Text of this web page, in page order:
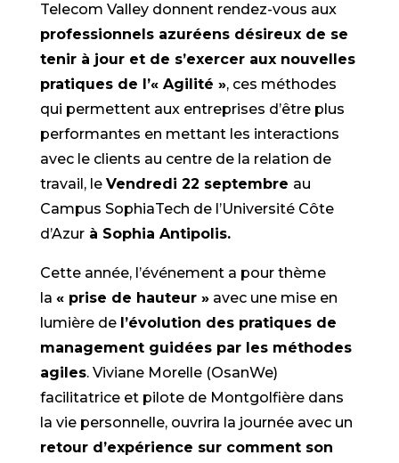
Telecom Valley donnent rendez-vous aux
professionnels azuréens désireux de se
tenir à jour et de s’exercer aux nouvelles
pratiques de l’« Agilité », ces méthodes
qui permettent aux entreprises d’être plus
performantes en mettant les interactions
avec le clients au centre de la relation de
travail, le Vendredi 22 septembre au
Campus SophiaTech de l’Université Côte
d’Azurà Sophia Antipolis.
Cette année, l’événement a pour thème
la « prise de hauteur »avec une mise en
lumière de l’évolution des pratiques de
management guidées par les méthodes
agiles. Viviane Morelle (OsanWe)
facilitatrice et pilote de Montgolfière dans
la vie personnelle, ouvrira la journée avec un
retour d’expérience sur comment son